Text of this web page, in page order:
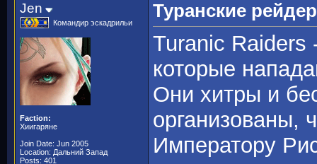
Jen
Командир эскадрильи
Faction:
Хиигаряне
Join Date: Jun 2005
Location: Дальний Запад
Posts: 401
Туранские
Turanic Raiders
которые
Они хитры и
организованы,
Императору